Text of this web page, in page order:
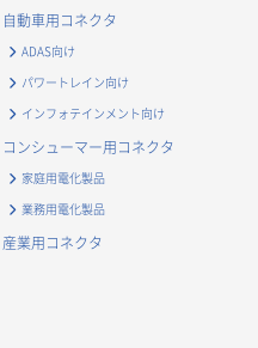
自動車用コネクタ
ADAS向け
パワートレイン向け
インフォテインメント向け
コンシューマー用コネクタ
家庭用電化製品
業務用電化製品
産業用コネクタ